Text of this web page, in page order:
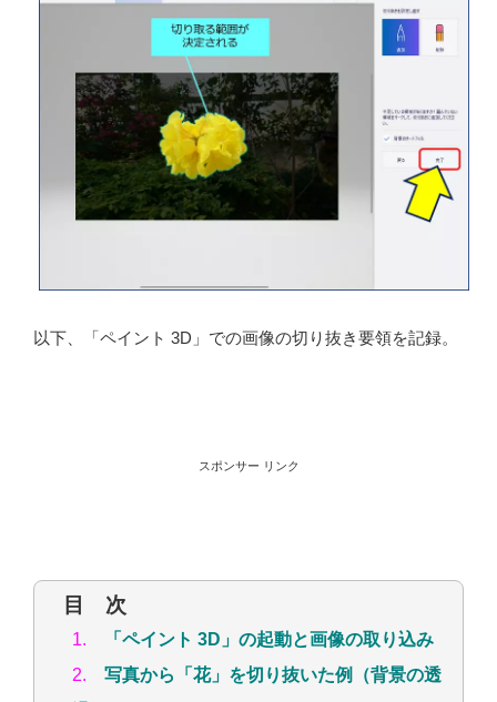
以下、「ペイント 3D」での画像の切り抜き要領を記録。
スポンサー リンク